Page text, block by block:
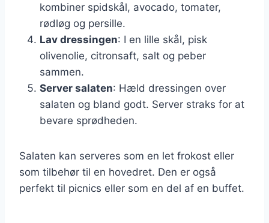
kombiner spidskål, avocado, tomater,
rødløg og persille.
Lav dressingen: I en lille skål, pisk
olivenolie, citronsaft, salt og peber
sammen.
Server salaten: Hæld dressingen over
salaten og bland godt. Server straks for at
bevare sprødheden.
Salaten kan serveres som en let frokost eller
som tilbehør til en hovedret. Den er også
perfekt til picnics eller som en del af en buffet.